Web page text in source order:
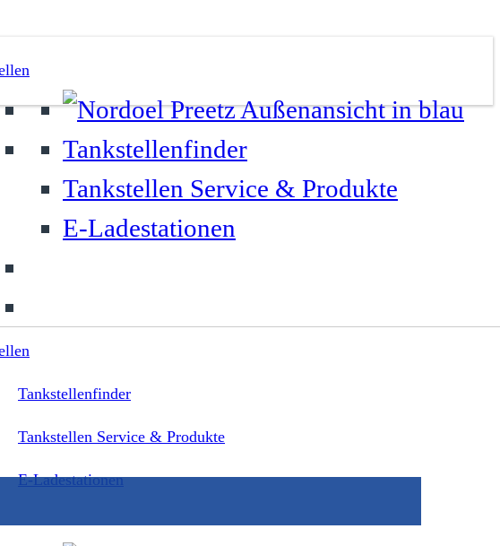
Tankstellenfinder
Tankstellen Service & Produkte
E-Ladestationen
Tankstellenfinder
Tankstellen Service & Produkte
E-Ladestationen